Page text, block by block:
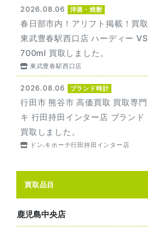
2026.08.06 洋酒・焼酎
春日部市内！アリフト掲載！買
東武豊春駅西口店 ハーディー
700ml 買取しました。
東武豊春駅西口店
2026.08.06 ブランド時計
行田市 熊谷市 高価買取 買取専
キ 行田持田インター店 ブランド
買取しました。
ドン.キホーテ行田持田インター店
買取品目
鹿児島中央店